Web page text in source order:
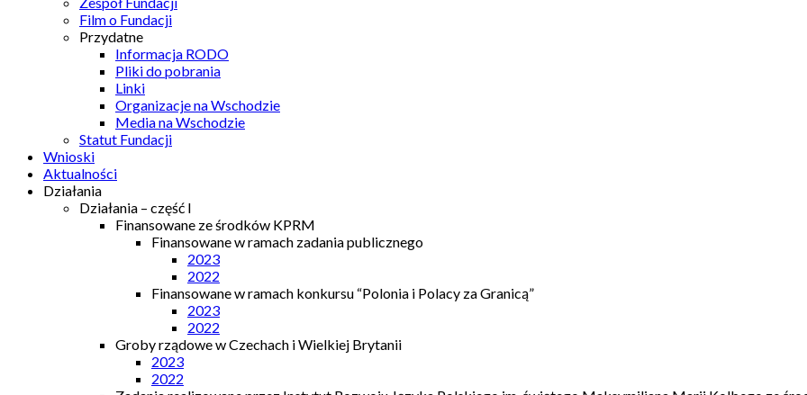
Film o Fundacji
Przydatne
Informacja RODO
Pliki do pobrania
Linki
Organizacje na Wschodzie
Media na Wschodzie
Statut Fundacji
Wnioski
Aktualności
Działania
Działania – część I
Finansowane ze środków KPRM
Finansowane w ramach zadania publicznego
2023
2022
Finansowane w ramach konkursu “Polonia i Polacy za Granicą”
2023
2022
Groby rządowe w Czechach i Wielkiej Brytanii
2023
2022